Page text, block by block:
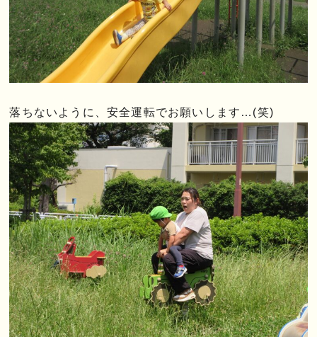
落ちないように、安全運転でお願いします…(笑)